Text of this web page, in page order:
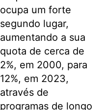
ocupa um forte
segundo lugar,
aumentando a sua
quota de cerca de
2%, em 2000, para
12%, em 2023,
através de
programas de longo